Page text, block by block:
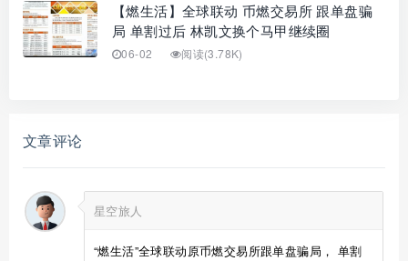
【燃生活】全球联动 币燃交易所 跟单盘骗
局 单割过后 林凯文换个马甲继续圈
06-02 阅读(3.78K)
文章评论
星空旅人
“燃生活”全球联动原币燃交易所跟单盘骗局， 单割